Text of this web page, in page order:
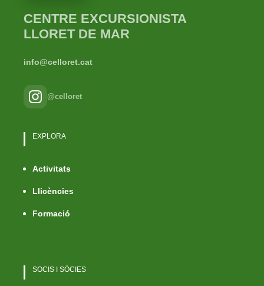
CENTRE EXCURSIONISTA
LLORET DE MAR
info@celloret.cat
@celloret
EXPLORA
Activitats
Llicències
Formació
SOCIS I SÒCIES